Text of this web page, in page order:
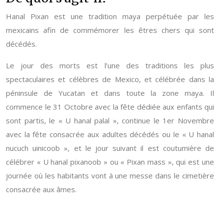
Hanal Pixan est une tradition maya perpétuée par les
mexicains afin de commémorer les êtres chers qui sont
décédés.
Le jour des morts est l’une des traditions les plus
spectaculaires et célèbres de Mexico, et célébrée dans la
péninsule de Yucatan et dans toute la zone maya. Il
commence le 31 Octobre avec la fête dédiée aux enfants qui
sont partis, le « U hanal palal », continue le 1er Novembre
avec la fête consacrée aux adultes décédés ou le « U hanal
nucuch uinicoob », et le jour suivant il est coutumière de
célébrer « U hanal pixanoob » ou « Pixan mass », qui est une
journée où les habitants vont à une messe dans le cimetière
consacrée aux âmes.